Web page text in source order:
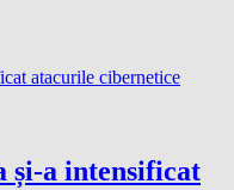
și-a intensificat